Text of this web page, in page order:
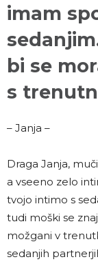
imam
bi se
s
– Janja –
Draga Janja,
a vseeno zelo
tvojo intimo s
tudi moški se
možgani v
sedanjih